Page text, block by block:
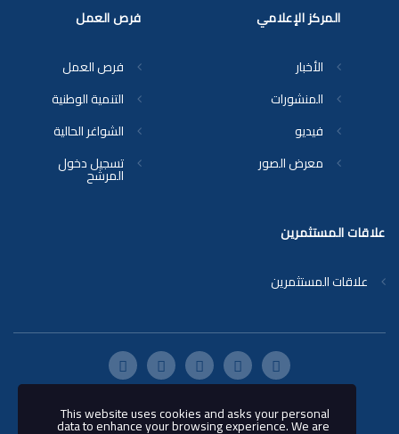
فرص العمل
فرص العمل
التنمية الوطنية
الشواغر الحالية
تسجيل دخول
المرشح
المركز الإعلامي
الأخبار
المنشورات
فيديو
معرض الصور
علاقات المستثمرين
علاقات المستثمرين
© 2018 شركة ناقلات - جميع الحقوقThis website uses cookies and asks your personal
data to enhance your browsing experience. We are